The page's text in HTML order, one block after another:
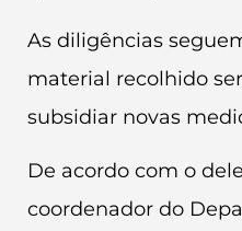
As diligências
material recolhido
subsidiar novas
De acordo com o
coordenador do